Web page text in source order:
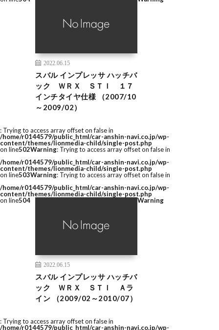
2022.06.15
スバル インプレッサ ハッチバ
ック ＷＲＸ ＳＴＩ １７
インチタイヤ仕様 （2007/10
～2009/02）
: Trying to access array offset on false in
/home/r0144579/public_html/car-anshin-navi.co.jp/wp-
content/themes/lionmedia-child/single-post.php
on line502Warning: Trying to access array offset on false in
/home/r0144579/public_html/car-anshin-navi.co.jp/wp-
content/themes/lionmedia-child/single-post.php
on line503Warning: Trying to access array offset on false in
/home/r0144579/public_html/car-anshin-navi.co.jp/wp-
content/themes/lionmedia-child/single-post.php
on line504
2022.06.15
スバル インプレッサ ハッチバ
ック ＷＲＸ ＳＴＩ Ａラ
イン （2009/02～2010/07）
Warning
: Trying to access array offset on false in
/home/r0144579/public_html/car-anshin-navi.co.jp/wp-